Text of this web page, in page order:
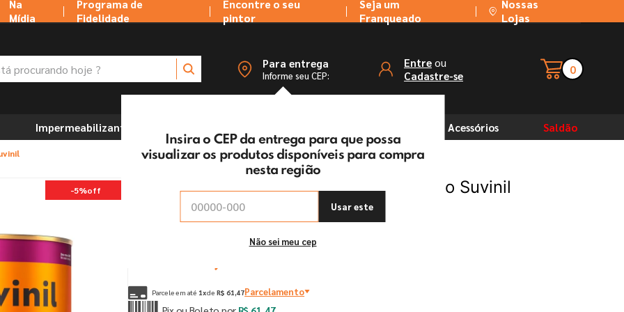
Na
Mídia
Programa de
Fidelidade
Encontre o seu
pintor
Seja um
Franqueado
Nossas
Lojas
Para entrega
Informe seu CEP:
Insira o CEP da entrega para que possa
visualizar os produtos disponíveis para compra
nesta região
Usar este
Não sei meu cep
Entre ou
Cadastre-se 0
Impermeabilizantes Acessórios Saldão
-5%off Esmalte Brilhante Laranja Cor e Proteção Suvinil
Vendido e entregue por:Tintas MC Ltda
Parcele em até 1xde R$ 61,47Parcelamento